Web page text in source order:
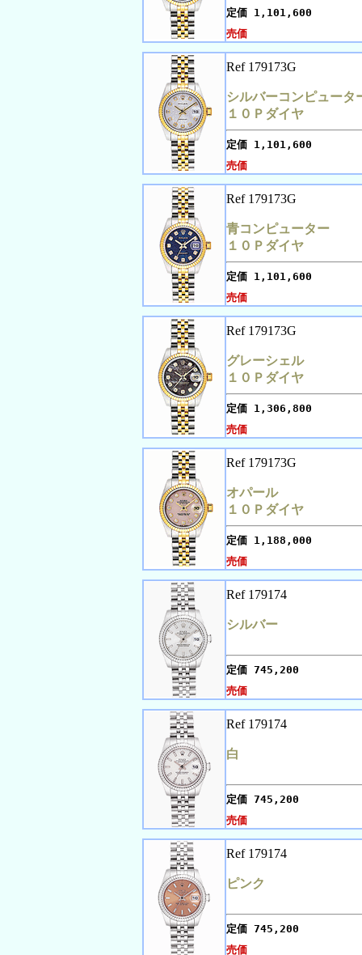
定価 1,101,600
売価
Ref 179173G
シルバーコンピュータ
１０Ｐダイヤ
定価 1,101,600
売価
Ref 179173G
青コンピューター
１０Ｐダイヤ
定価 1,101,600
売価
Ref 179173G
グレーシェル
１０Ｐダイヤ
定価 1,306,800
売価
Ref 179173G
オパール
１０Ｐダイヤ
定価 1,188,000
売価
Ref 179174
シルバー
定価 745,200
売価
Ref 179174
白
定価 745,200
売価
Ref 179174
ピンク
定価 745,200
売価